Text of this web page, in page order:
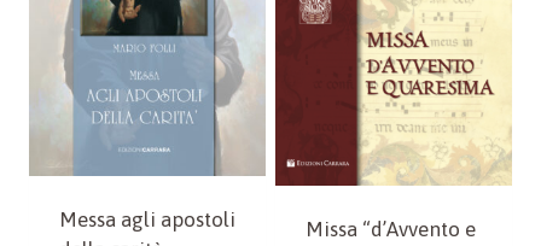
Messa agli apostoli
Missa “d’Avvento e